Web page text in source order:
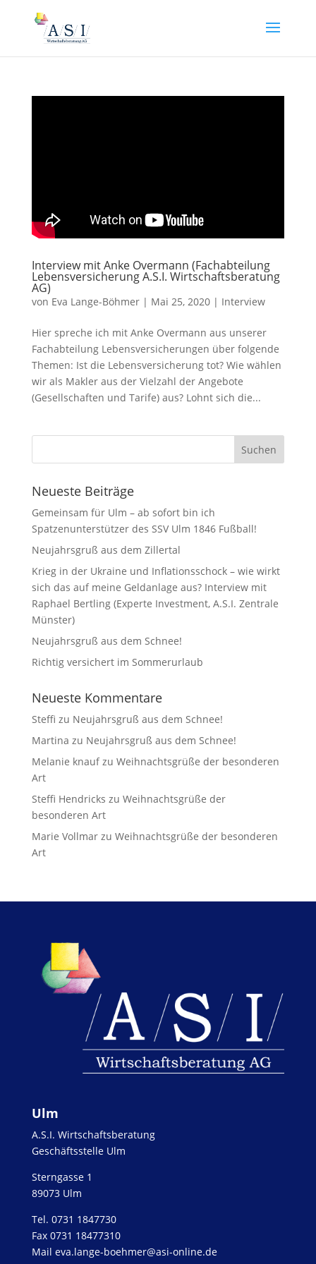
Interview mit Anke Overmann (Fachabteilung
Lebensversicherung A.S.I. Wirtschaftsberatung
AG)
von Eva Lange-Böhmer| Mai 25, 2020| Interview
Hier spreche ich mit Anke Overmann aus unserer
Fachabteilung Lebensversicherungen über folgende
Themen: Ist die Lebensversicherung tot? Wie wählen
wir als Makler aus der Vielzahl der Angebote
(Gesellschaften und Tarife) aus? Lohnt sich die...
Neueste Beiträge
Gemeinsam für Ulm – ab sofort bin ich
Spatzenunterstützer des SSV Ulm 1846 Fußball!
Neujahrsgruß aus dem Zillertal
Krieg in der Ukraine und Inflationsschock – wie wirkt
sich das auf meine Geldanlage aus? Interview mit
Raphael Bertling (Experte Investment, A.S.I. Zentrale
Münster)
Neujahrsgruß aus dem Schnee!
Richtig versichert im Sommerurlaub
Neueste Kommentare
Steffi zu Neujahrsgruß aus dem Schnee!
Martina zu Neujahrsgruß aus dem Schnee!
Melanie knaufzu Weihnachtsgrüße der besonderen
Art
Steffi Hendricks zu Weihnachtsgrüße der
besonderen Art
Marie Vollmarzu Weihnachtsgrüße der besonderen
Art
Ulm
A.S.I. Wirtschaftsberatung
Geschäftsstelle Ulm
Sterngasse 1
89073 Ulm
Tel. 0731 1847730
Fax 0731 18477310
Mail eva.lange-boehmer@asi-online.de